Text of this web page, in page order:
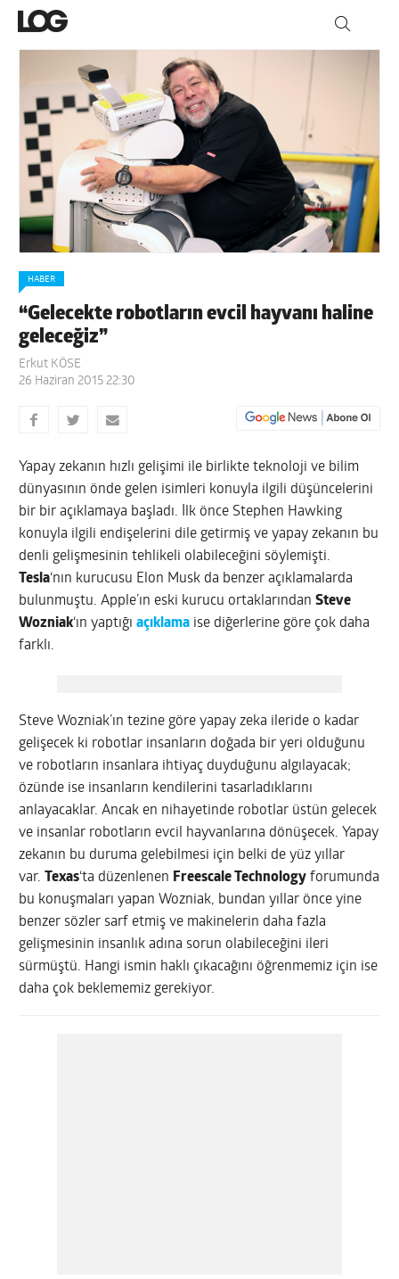
HABER
“Gelecekte robotların evcil hayvanı haline
geleceğiz”
Erkut KÖSE
26 Haziran 2015 22:30
Yapay zekanın hızlı gelişimi ile birlikte teknoloji ve bilim
dünyasının önde gelen isimleri konuyla ilgili düşüncelerini
bir bir açıklamaya başladı. İlk önce Stephen Hawking
konuyla ilgili endişelerini dile getirmiş ve yapay zekanın bu
denli gelişmesinin tehlikeli olabileceğini söylemişti.
Tesla‘nın kurucusu Elon Musk da benzer açıklamalarda
bulunmuştu. Apple’ın eski kurucu ortaklarındanSteve
Wozniak‘ın yaptığıaçıklama ise diğerlerine göre çok daha
farklı.
Steve Wozniak’ın tezine göre yapay zeka ileride o kadar
gelişecek ki robotlar insanların doğada bir yeri olduğunu
ve robotların insanlara ihtiyaç duyduğunu algılayacak;
özünde ise insanların kendilerini tasarladıklarını
anlayacaklar. Ancak en nihayetinde robotlar üstün gelecek
ve insanlar robotların evcil hayvanlarına dönüşecek. Yapay
zekanın bu duruma gelebilmesi için belki de yüz yıllar
var.
Texas‘ta düzenlenen Freescale Technology forumunda
bu konuşmaları yapan Wozniak, bundan yıllar önce yine
benzer sözler sarf etmiş ve makinelerin daha fazla
gelişmesinin insanlık adına sorun olabileceğini ileri
sürmüştü. Hangi ismin haklı çıkacağını öğrenmemiz için ise
daha çok beklememiz gerekiyor.